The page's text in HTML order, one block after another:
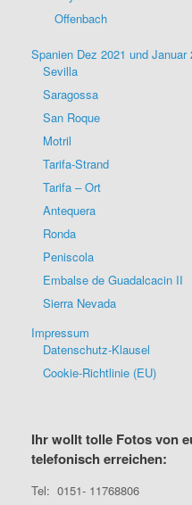
Offenbach
Spanien Dez 2021 und Januar
Sevilla
Saragossa
San Roque
Motril
Tarifa-Strand
Tarifa – Ort
Antequera
Ronda
Peniscola
Embalse de Guadalcacin II
Sierra Nevada
Impressum
Datenschutz-Klausel
Cookie-Richtlinie (EU)
Ihr wollt tolle Fotos von
telefonisch erreichen:
Tel: 0151- 11768806